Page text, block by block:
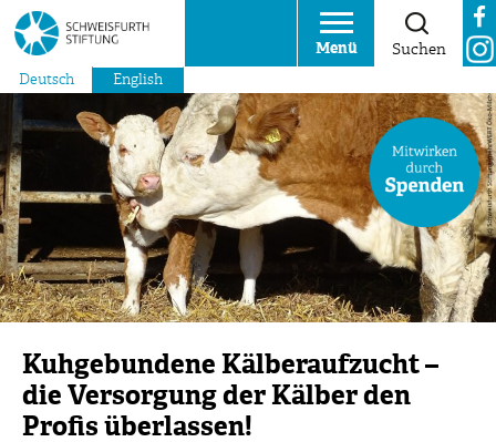
Menü Suchen
Deutsch English
Kuhgebundene Kälberaufzucht –
die Versorgung der Kälber den
Profis überlassen!